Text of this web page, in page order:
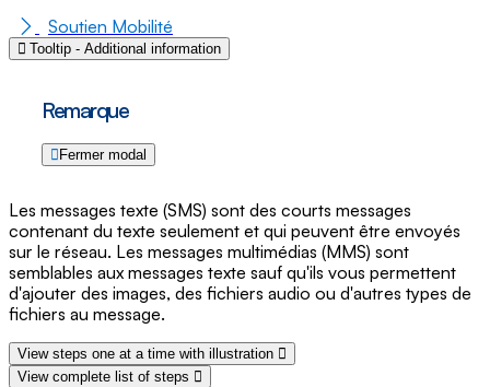
Soutien Mobilité
Tooltip - Additional information
Remarque
Fermer modal
Les messages texte (SMS) sont des courts messages
contenant du texte seulement et qui peuvent être envoyés
sur le réseau. Les messages multimédias (MMS) sont
semblables aux messages texte sauf qu'ils vous permettent
d'ajouter des images, des fichiers audio ou d'autres types de
fichiers au message.
View steps one at a time with illustration
View complete list of steps